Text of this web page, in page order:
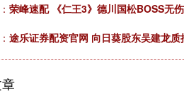
荣峰速配 《仁王3》德川国松BOSS无
途乐证券配资官网 向日葵股东吴建龙